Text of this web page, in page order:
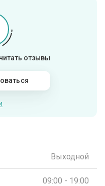
отзывы
Выходной
09:00 - 19:00